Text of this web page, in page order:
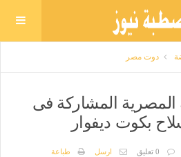
دوت مصر
المصرية المشاركة فى
بكوت ديفوار
0 تعليق ارسل طباعة